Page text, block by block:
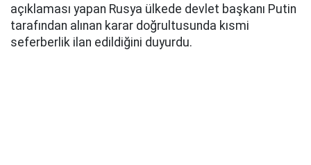
açıklaması yapan Rusya ülkede devlet başkanı Putin
tarafından alınan karar doğrultusunda kısmi
seferberlik ilan edildiğini duyurdu.